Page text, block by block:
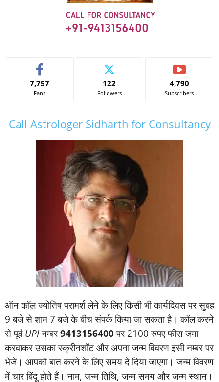
7,757
Fans
122
Followers
4,790
Subscribers
Call Astrologer Sidharth for Consultancy
ऑन कॉल ज्‍योतिष परामर्श लेने के लिए किसी भी कार्यदिवस पर सुबह
9 बजे से शाम 7 बजे के बीच संपर्क किया जा सकता है। कॉल करने
से पूर्वUPIनम्‍बर9413156400पर 2100 रुपए फीस जमा
करवाकर उसका स्‍क्रीनशॉट और अपना जन्‍म विवरण इसी नम्‍बर पर
भेजें। आपको बात करने के लिए समय दे दिया जाएगा। जन्‍म विवरण
में चार बिंदू होते हैं। नाम, जन्‍म तिथि, जन्‍म समय और जन्‍म स्‍थान।